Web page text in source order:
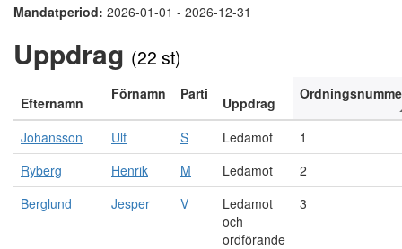
Mandatperiod: 2026-01-01 - 2026-12-31
Uppdrag (22 st)
Efternamn
Förnamn Parti
Uppdrag
Johansson Ulf S Ledamot
1
Ryberg
Henrik M Ledamot
2
Berglund
Jesper V
Ledamot
och
ordförande
3